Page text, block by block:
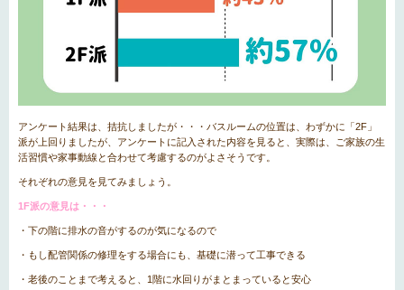
アンケート結果は、拮抗しましたが・・・バスルームの位置は、わずかに「2F」
派が上回りましたが、アンケートに記入された内容を見ると、実際は、ご家族の生
活習慣や家事動線と合わせて考慮するのがよさそうです。
それぞれの意見を見てみましょう。
1F派の意見は・・・
・下の階に排水の音がするのが気になるので
・もし配管関係の修理をする場合にも、基礎に潜って工事できる
・老後のことまで考えると、1階に水回りがまとまっていると安心